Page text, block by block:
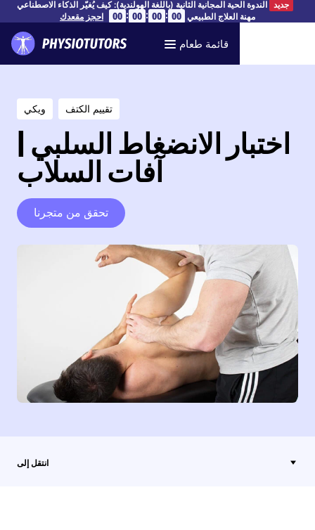
جديد
الندوة الحية المجانية الثانية (باللغة الهولندية): كيف يُغيّر الذكاء الاصطناعي
مهنة العلاج الطبيعي
00 : 00 : 00 : 00 احجز مقعدك
قائمة طعام
ويكي تقييم الكتف
اختبار الانضغاط السلبي |
آفات السلاب
تحقق من متجرنا
انتقل إلى